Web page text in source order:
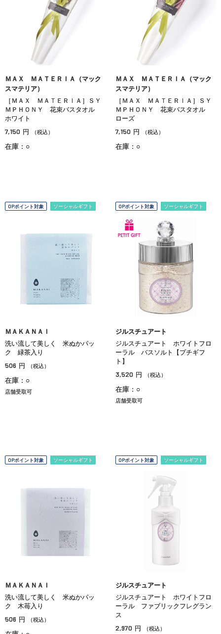
ＭＡＸ ＭＡＴＥＲＩＡ（マック
スマテリア）
［ＭＡＸ ＭＡＴＥＲＩＡ］ＳＹ
ＭＰＨＯＮＹ 花束バスタオル
ホワイト
7,150 円 （税込）
在庫：○
ＭＡＸ ＭＡＴＥＲＩＡ（マック
スマテリア）
［ＭＡＸ ＭＡＴＥＲＩＡ］ＳＹ
ＭＰＨＯＮＹ 花束バスタオル
ローズ
7,150 円 （税込）
在庫：○
OPポイント対象 ソーシャルギフト
ＭＡＫＡＮＡＩ
洗い流して美しく 米ぬかパッ
ク 緑茶入り
506 円 （税込）
在庫：○
店舗受取可
OPポイント対象 ソーシャルギフト
ジルスチュアート
ジルスチュアート ホワイトフロ
ーラル バスソルト【プチギフ
ト】
3,520 円 （税込）
在庫：○
店舗受取可
OPポイント対象 ソーシャルギフト
ＭＡＫＡＮＡＩ
洗い流して美しく 米ぬかパッ
ク 木苺入り
506 円 （税込）
OPポイント対象 ソーシャルギフト
ジルスチュアート
ジルスチュアート ホワイトフロ
ーラル ファブリックフレグラン
ス
2,970 円 （税込）